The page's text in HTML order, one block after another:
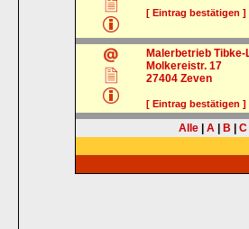
[ Eintrag bestätigen ]
Malerbetrieb Tibke-
Molkereistr. 17
27404 Zeven
[ Eintrag bestätigen ]
Alle A B C